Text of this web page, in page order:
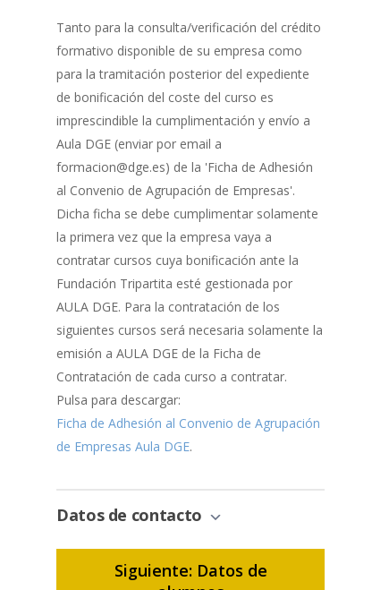
de
Bonificación
Tanto para la consulta/verificación del crédito
formativo disponible de su empresa como
para la tramitación posterior del expediente
de bonificación del coste del curso es
imprescindible la cumplimentación y envío a
Aula DGE (enviar por email a
formacion@dge.es) de la 'Ficha de Adhesión
al Convenio de Agrupación de Empresas'.
Dicha ficha se debe cumplimentar solamente
la primera vez que la empresa vaya a
contratar cursos cuya bonificación ante la
Fundación Tripartita esté gestionada por
AULA DGE. Para la contratación de los
siguientes cursos será necesaria solamente la
emisión a AULA DGE de la Ficha de
Contratación de cada curso a contratar.
Pulsa para descargar:
Ficha de Adhesión al Convenio de Agrupación
de Empresas Aula DGE.
Datos de contacto
Siguiente: Datos de